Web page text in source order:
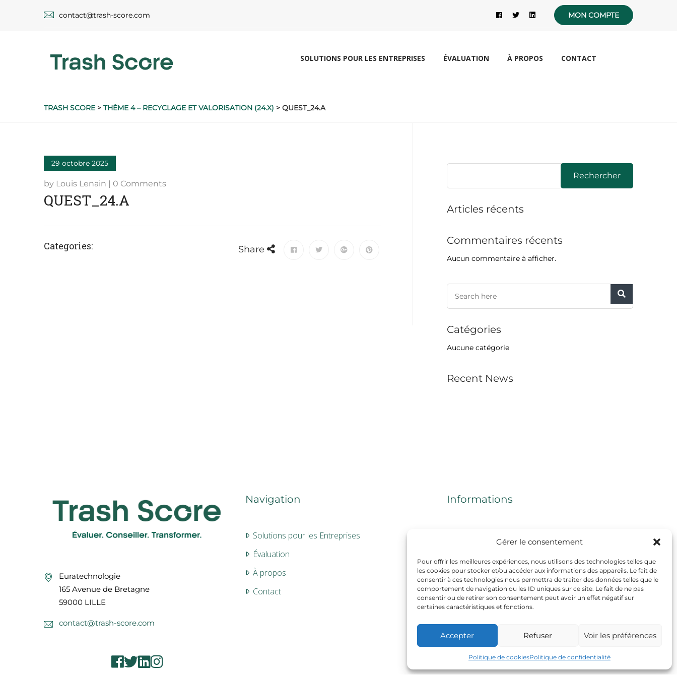
Gérer le consentement
Pour offrir les meilleures expériences, nous utilisons des technologies telles que
les cookies pour stocker et/ou accéder aux informations des appareils. Le fait de
consentir à ces technologies nous permettra de traiter des données telles que le
comportement de navigation ou les ID uniques sur ce site. Le fait de ne pas
consentir ou de retirer son consentement peut avoir un effet négatif sur
certaines caractéristiques et fonctions.
Accepter Refuser Voir les préférences
Politique de cookiesPolitique de confidentialité
contact@trash-score.com MON COMPTE
SOLUTIONS POUR LES ENTREPRISES ÉVALUATION À PROPOS CONTACT
TRASH SCORE> THÈME 4 – RECYCLAGE ET VALORISATION (24.X) > QUEST_24.A
29 octobre 2025
by Louis Lenain | 0 Comments
QUEST_24.A
Categories: Share
Rechercher
Articles récents
Commentaires récents
Aucun commentaire à afficher.
Catégories
Aucune catégorie
Recent News
Euratechnologie
165 Avenue de Bretagne
59000 LILLE
contact@trash-score.com
Navigation
Solutions pour les Entreprises
Évaluation
À propos
Contact
Informations
Politique de cookies (UE)